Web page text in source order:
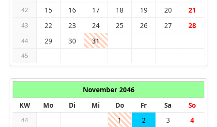
42 15 16 17 18 19 20 21
43 22 23 24 25 26 27 28
44 29 30 31
45
November 2046
KW
Mo Di Mi Do Fr Sa So
44 1 2 3 4